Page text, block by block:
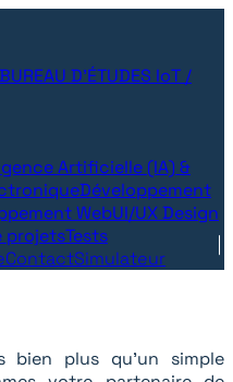
BUREAU D’ÉTUDES IoT /
Artificielle (IA) &
Développement
WebUI/UX Design
projetsTests
ContactSimulateur
bien plus qu'un simple